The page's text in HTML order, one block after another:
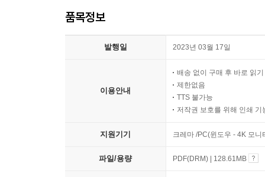
품목정보
발행일 2023년 03월 17일
이용안내
배송 없이 구매 후 바로 읽기
제한없음
TTS 불가능
저작권 보호를 위해 인쇄 기
지원기기 크레마 /PC(윈도우 - 4K 모
파일/용량 PDF(DRM) | 128.61MB